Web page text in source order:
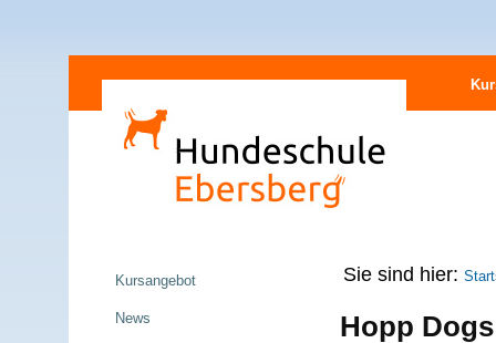
zum
Inhalt
Direkt
Navigation
Sie sind hier:
Hopp Dogs
Kursangebot
News